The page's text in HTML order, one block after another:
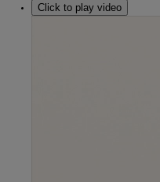
Click to play video